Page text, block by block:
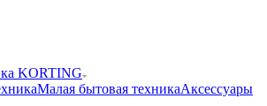
KORTING
Малая бытовая техникаАксессуары